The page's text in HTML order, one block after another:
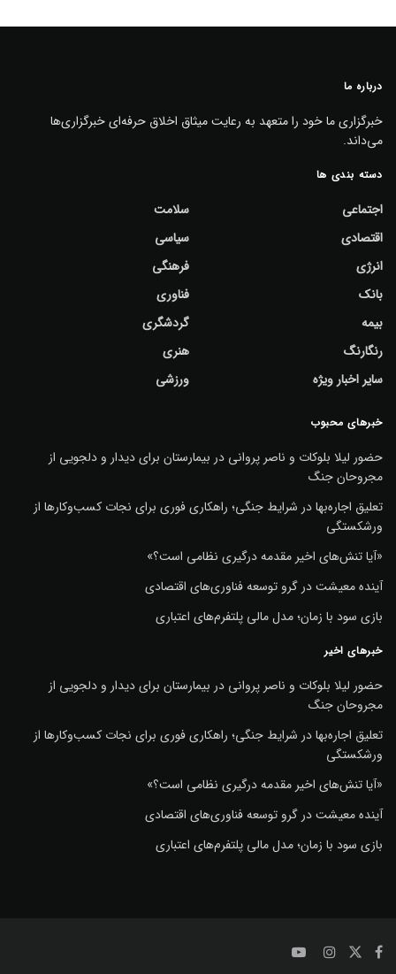
درباره ما
خبرگزاری ما خود را متعهد به رعایت میثاق اخلاق حرفه‌ای خبرگزاری‌ها
می‌داند.
دسته بندی ها
اجتماعی
اقتصادی
انرژی
بانک
بیمه
رنگارنگ
سایر اخبار ویژه
سلامت
سیاسی
فرهنگی
فناوری
گردشگری
هنری
ورزشی
خبرهای محبوب
حضور لیلا بلوکات و ناصر پروانی در بیمارستان برای دیدار و دلجویی از
مجروحان جنگ
تعلیق اجاره‌بها در شرایط جنگی؛ راهکاری فوری برای نجات کسب‌وکارها از
ورشکستگی
«آیا تنش‌های اخیر مقدمه درگیری نظامی است؟»
آینده معیشت در گرو توسعه فناوری‌های اقتصادی
بازی سود با زمان؛ مدل مالی پلتفرم‌های اعتباری
خبرهای اخیر
حضور لیلا بلوکات و ناصر پروانی در بیمارستان برای دیدار و دلجویی از
مجروحان جنگ
تعلیق اجاره‌بها در شرایط جنگی؛ راهکاری فوری برای نجات کسب‌وکارها از
ورشکستگی
«آیا تنش‌های اخیر مقدمه درگیری نظامی است؟»
آینده معیشت در گرو توسعه فناوری‌های اقتصادی
بازی سود با زمان؛ مدل مالی پلتفرم‌های اعتباری